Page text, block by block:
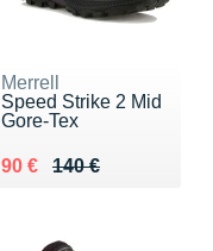
Merrell
Speed Strike 2 Mid
Gore-Tex
140 €
Au lieu de 140 €
90 €
Vendu 90 €